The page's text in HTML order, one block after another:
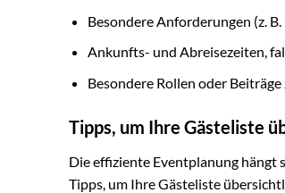
Besondere Anforderungen (z.
Ankunfts- und Abreisezeiten,
Besondere Rollen oder Beiträge
Tipps, um Ihre Gästeliste
Die effiziente Eventplanung hängt
Tipps, um Ihre Gästeliste